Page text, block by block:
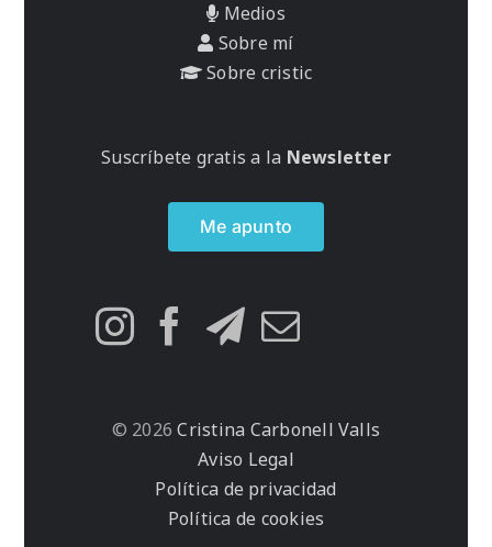
Medios
Sobre mí
Sobre cristic
Suscríbete gratis a la Newsletter
Me apunto
© 2026 Cristina Carbonell Valls
Aviso Legal
Política de privacidad
Política de cookies